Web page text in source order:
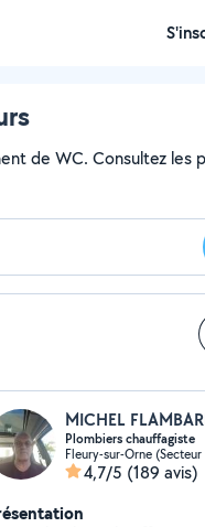
de WC. Consultez les
MICHEL
Plombiers chauffagiste
Fleury-sur-Orne
4,7/5 (189 avis)